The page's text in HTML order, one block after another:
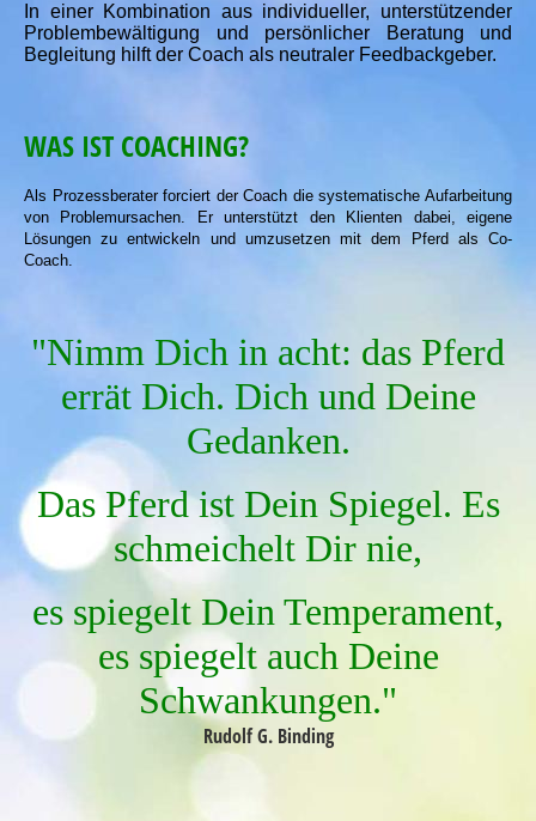
In einer Kombination aus individueller, unterstützender
Problembewältigung und persönlicher Beratung und
Begleitung hilft der Coach als neutraler Feedbackgeber.
WAS IST COACHING?
Als Prozessberater forciert der Coach die systematische Aufarbeitung
von Problemursachen. Er unterstützt den Klienten dabei, eigene
Lösungen zu entwickeln und umzusetzen mit dem Pferd als Co-
Coach.
"Nimm Dich in acht: das Pferd
errät Dich. Dich und Deine
Gedanken.
Das Pferd ist Dein Spiegel. Es
schmeichelt Dir nie,
es spiegelt Dein Temperament,
es spiegelt auch Deine
Schwankungen."
Rudolf G. Binding